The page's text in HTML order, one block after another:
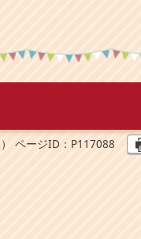
ページID：P117088